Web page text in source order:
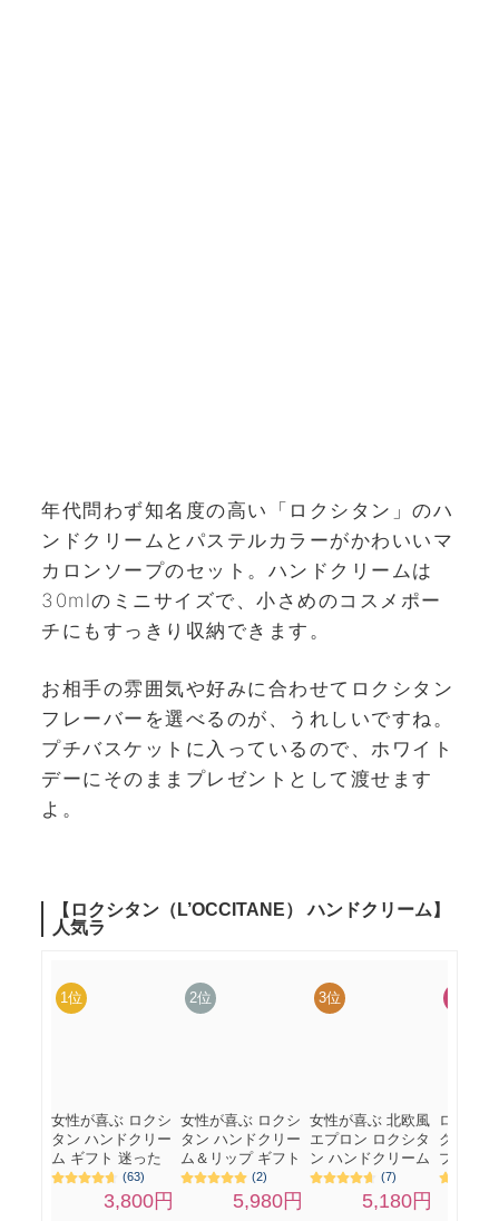
年代問わず知名度の高い「ロクシタン」のハ
ンドクリームとパステルカラーがかわいいマ
カロンソープのセット。ハンドクリームは
30mlのミニサイズで、小さめのコスメポー
チにもすっきり収納できます。
お相手の雰囲気や好みに合わせてロクシタン
フレーバーを選べるのが、うれしいですね。
プチバスケットに入っているので、ホワイト
デーにそのままプレゼントとして渡せます
よ。